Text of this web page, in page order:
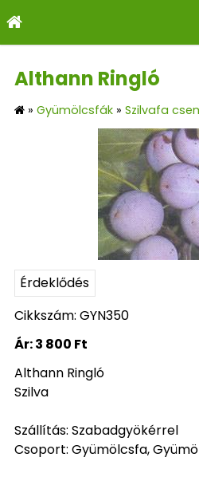
Althann Ringló
» Gyümölcsfák » Szilvafa
Érdeklődés
Cikkszám: GYN350
Ár:3 800 Ft
Althann Ringló
Szilva
Szállítás: Szabadgyökérrel
Csoport: Gyümölcsfa,